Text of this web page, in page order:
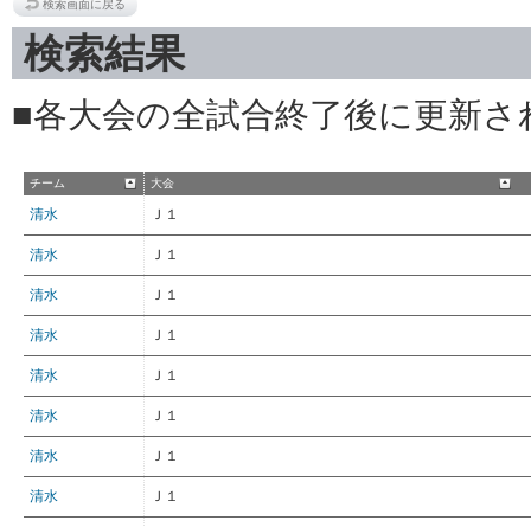
検索画面に戻る
検索結果
■各大会の全試合終了後に更新さ
チーム 大会
清水 Ｊ１
清水 Ｊ１
清水 Ｊ１
清水 Ｊ１
清水 Ｊ１
清水 Ｊ１
清水 Ｊ１
清水 Ｊ１